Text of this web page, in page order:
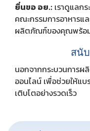
ยื่นขอ อย.: เราดูแลก
คณะกรรมการอาหารแ
ผลิตภัณฑ์ของคุณพร้อ
สนั
นอกจากกระบวนการผ
ออนไลน์ เพื่อช่วยให้แ
เติบโตอย่างรวดเร็ว